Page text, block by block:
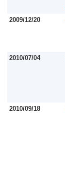
2009/12/20
2010/07/04
2010/09/18